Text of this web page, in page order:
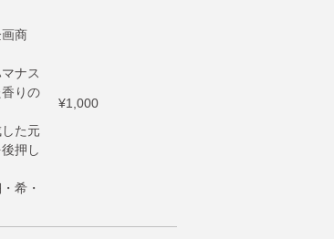
商
ナス
りの
た元
押し
希・
¥1,000